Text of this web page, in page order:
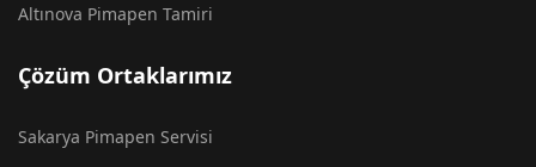
Altınova Pimapen Tamiri
Çözüm Ortaklarımız
Sakarya Pimapen Servisi